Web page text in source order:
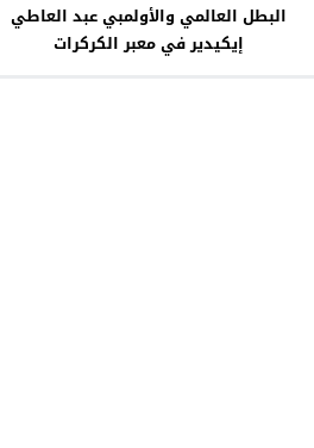
البطل العالمي والأولمبي عبد العاطي
إيكيدير في معبر الكركرات